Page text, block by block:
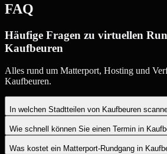
FAQ
Häufige Fragen zu virtuellen
Kaufbeuren
Alles rund um Matterport, Hosting und
Kaufbeuren.
In welchen Stadtteilen von Kaufbeuren
Wie schnell können Sie einen Termin in
Was kostet ein Matterport-Rundgang in